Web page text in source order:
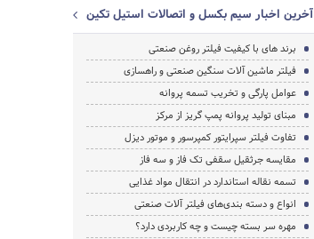
آخرین اخبار سیم بکسل و اتصالات استیل تکین
برند های با کیفیت فیلتر روغن صنعتی
فیلتر ماشین آلات سنگین صنعتی و راهسازی
عوامل پارگی و تخریب تسمه پروانه
مبنای تولید پروانه پمپ گریز از مرکز
تفاوت فیلتر سپرایتور کمپرسور و موتور دیزل
مقایسه جرثقیل سقفی تک فاز و سه فاز
تسمه نقاله استاندارد در انتقال مواد غذایی
انواع و دسته بندی‌های فیلتر آلات صنعتی
مهره سر بسته چیست و چه کاربردی دارد؟